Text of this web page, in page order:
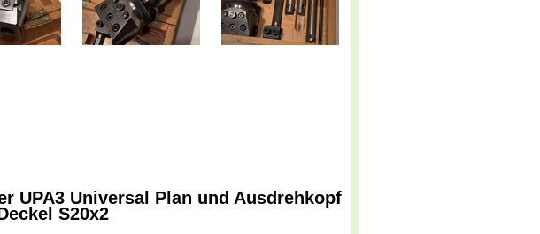
UPA3 Universal Plan und Ausdrehkopf
S20x2